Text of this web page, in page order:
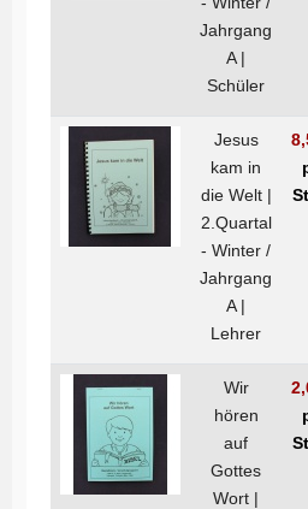
Jahrgang
A |
Schüler
Jesus
kam in
die Welt |
2.Quartal
- Winter /
Jahrgang
A |
Lehrer
Wir
hören
auf
Gottes
Wort |